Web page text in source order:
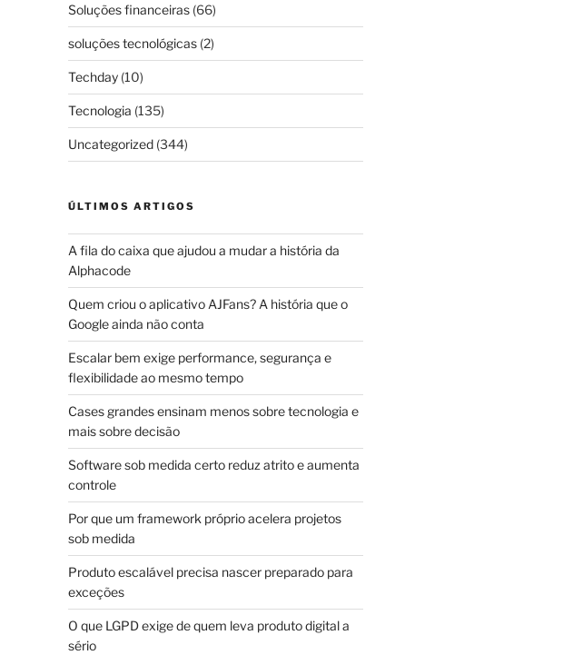
Soluções financeiras(66)
soluções tecnológicas(2)
Techday(10)
Tecnologia (135)
Uncategorized(344)
ÚLTIMOS ARTIGOS
A fila do caixa que ajudou a mudar a história da
Alphacode
Quem criou o aplicativo AJFans? A história que o
Google ainda não conta
Escalar bem exige performance, segurança e
flexibilidade ao mesmo tempo
Cases grandes ensinam menos sobre tecnologia e
mais sobre decisão
Software sob medida certo reduz atrito e aumenta
controle
Por que um framework próprio acelera projetos
sob medida
Produto escalável precisa nascer preparado para
exceções
O que LGPD exige de quem leva produto digital a
sério